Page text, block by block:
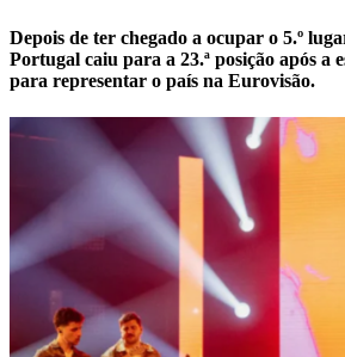
Depois de ter chegado a ocupar o 5.º
Portugal caiu para a 23.ª posição após a
para representar o país na Eurovisão.